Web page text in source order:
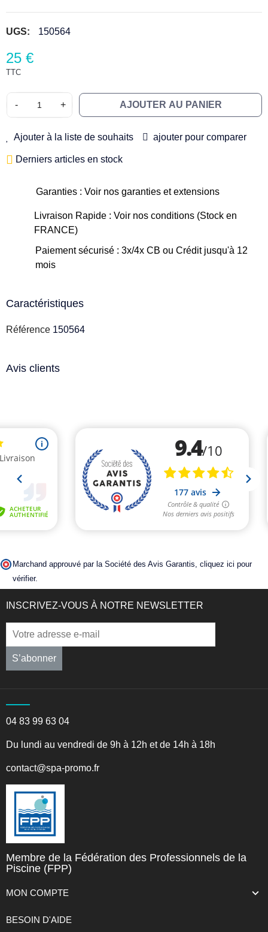
UGS: 150564
25 €
TTC
- + AJOUTER AU PANIER
Ajouter à la liste de souhaits ajouter pour comparer
Derniers articles en stock
Garanties : Voir nos garanties et extensions
Livraison Rapide : Voir nos conditions (Stock en
FRANCE)
Paiement sécurisé : 3x/4x CB ou Crédit jusqu'à 12
mois
Caractéristiques
Référence 150564
Avis clients
Marchand approuvé par la Société des Avis Garantis, cliquez ici pour
vérifier.
INSCRIVEZ-VOUS À NOTRE NEWSLETTER
S’abonner
04 83 99 63 04
Du lundi au vendredi de 9h à 12h et de 14h à 18h
contact@spa-promo.fr
Membre de la Fédération des Professionnels de la
Piscine (FPP)
MON COMPTE
BESOIN D'AIDE